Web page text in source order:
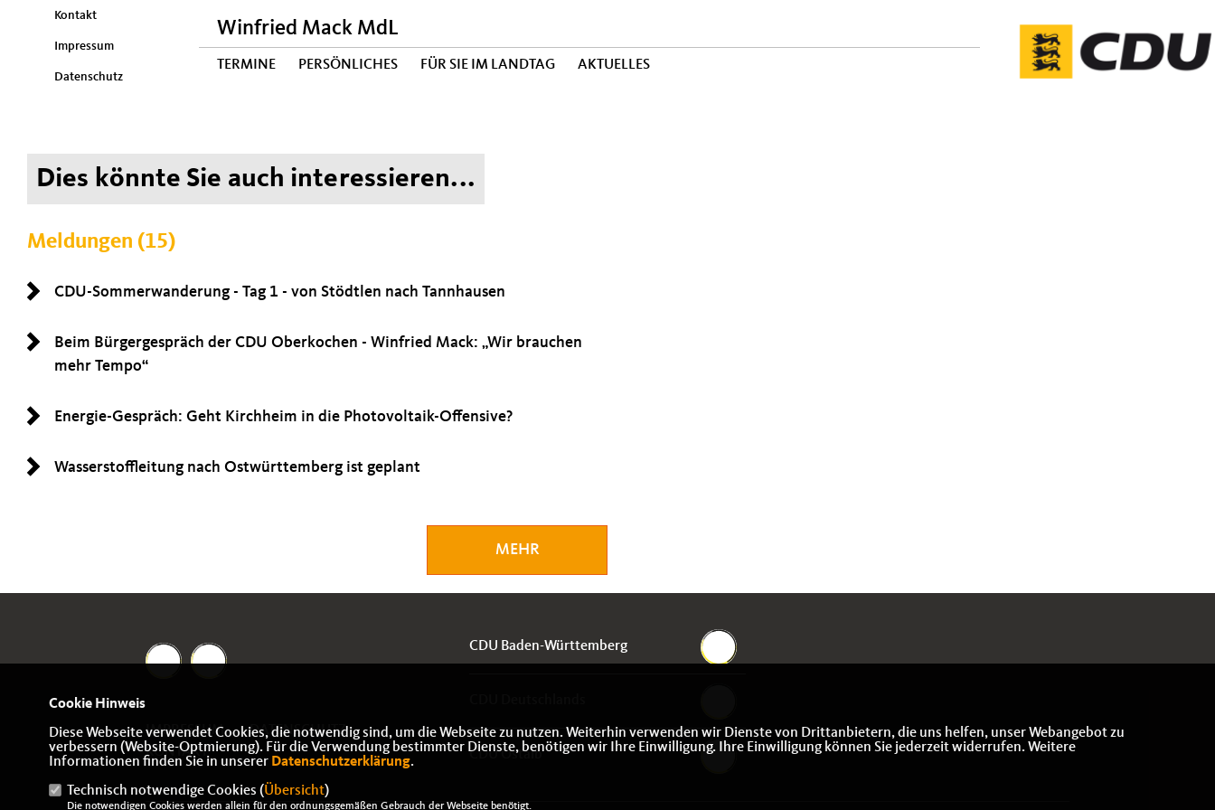
Kontakt
Impressum
Datenschutz
Winfried Mack MdL
TERMINE PERSÖNLICHES FÜR SIE IM LANDTAG AKTUELLES
Dies könnte Sie auch interessieren...
Meldungen (15)
CDU-Sommerwanderung - Tag 1 - von Stödtlen nach Tannhausen
Beim Bürgergespräch der CDU Oberkochen - Winfried Mack: „Wir brauchen
mehr Tempo“
Energie-Gespräch: Geht Kirchheim in die Photovoltaik-Offensive?
Wasserstoffleitung nach Ostwürttemberg ist geplant
MEHR
IMPRESSUM
DATENSCHUTZ
KONTAKT
CDU Baden-Württemberg
CDU Ostalb
Cookie Hinweis
Diese Webseite verwendet Cookies, die notwendig sind, um die Webseite zu nutzen. Weiterhin verwenden wir Dienste von Drittanbietern, die uns helfen, unser Webangebot zu
verbessern (Website-Optmierung). Für die Verwendung bestimmter Dienste, benötigen wir Ihre Einwilligung. Ihre Einwilligung können Sie jederzeit widerrufen. Weitere
Informationen finden Sie in unserer Datenschutzerklärung.
Technisch notwendige Cookies (Übersicht)
Die notwendigen Cookies werden allein für den ordnungsgemäßen Gebrauch der Webseite benötigt.